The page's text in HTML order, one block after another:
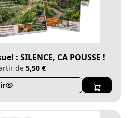
: SILENCE, CA POUSSE !
de 5,50 €